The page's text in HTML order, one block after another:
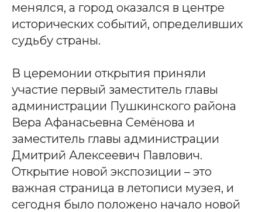
менялся, а город оказался в центре
исторических событий, определивших
судьбу страны.
В церемонии открытия приняли
участие первый заместитель главы
администрации Пушкинского района
Вера Афанасьевна Семёнова и
заместитель главы администрации
Дмитрий Алексеевич Павлович.
Открытие новой экспозиции – это
важная страница в летописи музея, и
сегодня было положено начало новой